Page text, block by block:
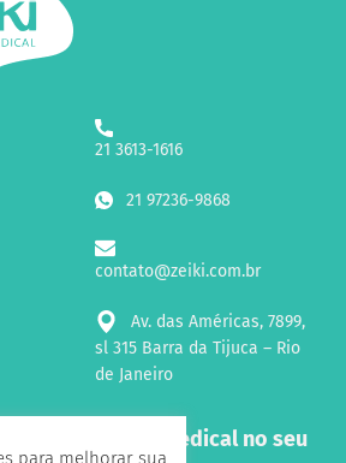
21 3613-1616
21 97236-9868
contato@zeiki.com.br
Av. das Américas, 7899,
sl 315 Barra da Tijuca – Rio
de Janeiro
sobre a Zeiki Medical no seu
para melhorar sua